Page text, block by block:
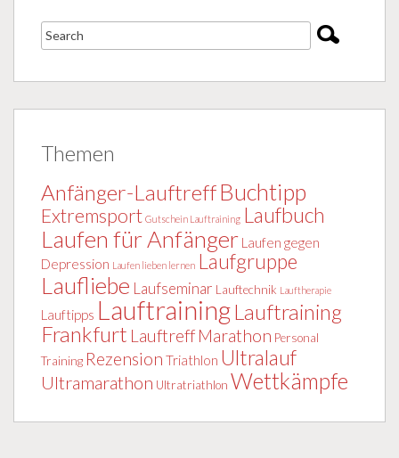
Themen
Anfänger-LauftreffBuchtipp
Extremsport Gutschein Lauftraining Laufbuch
Laufen für Anfänger Laufen gegen
Depression Laufen lieben lernen Laufgruppe
Laufliebe Laufseminar Lauftechnik Lauftherapie
Lauftipps LauftrainingLauftraining
Frankfurt Lauftreff Marathon Personal
Training Rezension Triathlon Ultralauf
Ultramarathon Ultratriathlon Wettkämpfe